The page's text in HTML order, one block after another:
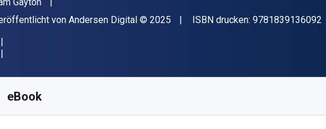
von Andersen Digital Copyright
© 2025 ISBN drucken: 9781839136092
eBook